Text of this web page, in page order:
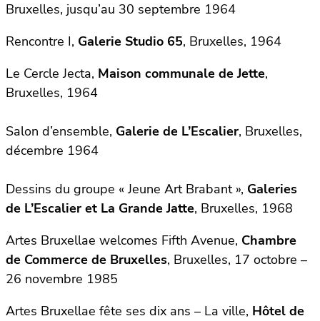
Bruxelles, jusqu’au 30 septembre 1964
Rencontre I, Galerie Studio 65, Bruxelles, 1964
Le Cercle Jecta, Maison communale de Jette,
Bruxelles, 1964
Salon d’ensemble, Galerie de L’Escalier, Bruxelles,
décembre 1964
Dessins du groupe « Jeune Art Brabant », Galeries
de L’Escalier et La Grande Jatte, Bruxelles, 1968
Artes Bruxellae welcomes Fifth Avenue, Chambre
de Commerce de Bruxelles, Bruxelles, 17 octobre –
26 novembre 1985
Artes Bruxellae fête ses dix ans – La ville, Hôtel de